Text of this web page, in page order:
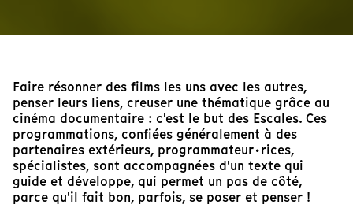
Faire résonner des films les uns avec les autres,
penser leurs liens, creuser une thématique grâce au
cinéma documentaire : c'est le but des Escales. Ces
programmations, confiées généralement à des
partenaires extérieurs, programmateur·rices,
spécialistes, sont accompagnées d'un texte qui
guide et développe, qui permet un pas de côté,
parce qu'il fait bon, parfois, se poser et penser !